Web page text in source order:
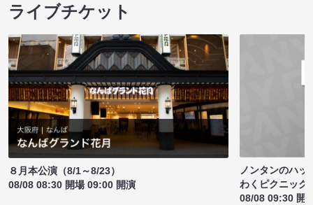
ライブチケット
８月本公演（8/1～8/23）
08/08 08:30 開場 09:00 開演
ノンタンのハッ
わくピクニック
08/08 09:30 開